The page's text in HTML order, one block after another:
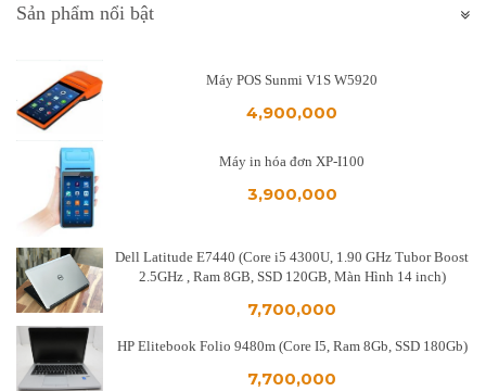
Sản phẩm nổi bật
Máy POS Sunmi V1S W5920
4,900,000
Máy in hóa đơn XP-I100
3,900,000
Dell Latitude E7440 (Core i5 4300U, 1.90 GHz Tubor Boost
2.5GHz , Ram 8GB, SSD 120GB, Màn Hình 14 inch)
7,700,000
HP Elitebook Folio 9480m (Core I5, Ram 8Gb, SSD 180Gb)
7,700,000